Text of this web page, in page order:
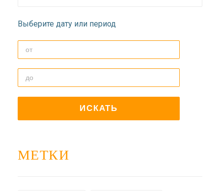
Выберите дату или период
МЕТКИ